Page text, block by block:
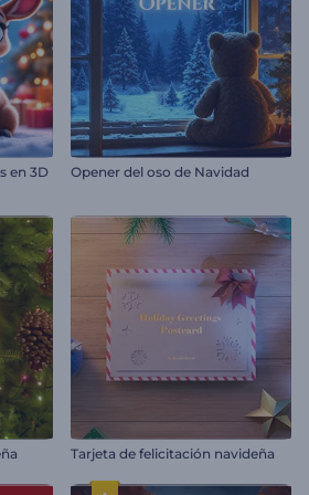
en 3D
Opener del oso de Navidad
Tarjeta de felicitación navideña